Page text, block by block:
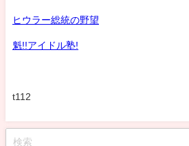
ヒウラー総統の野望
魁!!アイドル塾!
t112